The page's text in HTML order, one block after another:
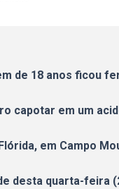
de 18 anos ficou
capotar em um
em Campo
desta quarta-feira